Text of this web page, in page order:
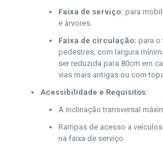
Faixa de serviço: para
e árvores.
Faixa de circulação: para o
pedestres, com largura
ser reduzida para 80cm em
vias mais antigas ou com
Acessibilidade e Requisitos:
A inclinação transversal
Rampas de acesso a
na faixa de serviço.